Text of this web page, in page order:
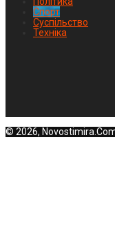
Спорт
Суспільство
Техніка
© 2026,